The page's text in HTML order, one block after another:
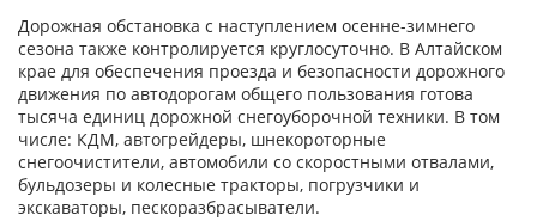
Дорожная обстановка с наступлением осенне-зимнего
сезона также контролируется круглосуточно. В Алтайском
крае для обеспечения проезда и безопасности дорожного
движения по автодорогам общего пользования готова
тысяча единиц дорожной снегоуборочной техники. В том
числе: КДМ, автогрейдеры, шнекороторные
снегоочистители, автомобили со скоростными отвалами,
бульдозеры и колесные тракторы, погрузчики и
экскаваторы, пескоразбрасыватели.